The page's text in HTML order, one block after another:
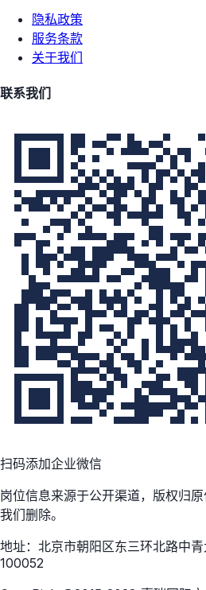
隐私政策
服务条款
关于我们
联系我们
扫码添加企业微信
岗位信息来源于公开渠道，版权归
我们删除。
地址：北京市朝阳区东三环北路中
100052